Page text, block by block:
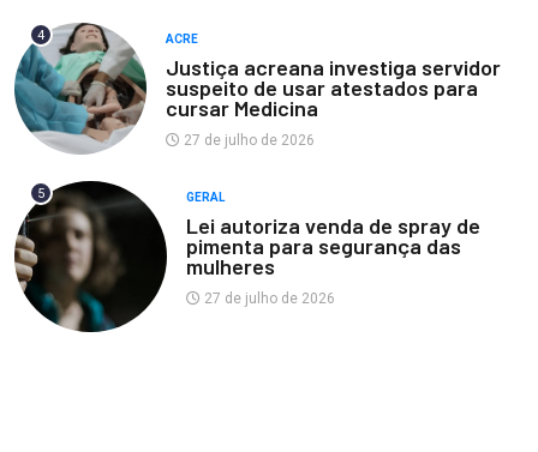
4 ACRE
Justiça acreana investiga servidor
suspeito de usar atestados para
cursar Medicina
27 de julho de 2026
5 GERAL
Lei autoriza venda de spray de
pimenta para segurança das
mulheres
27 de julho de 2026